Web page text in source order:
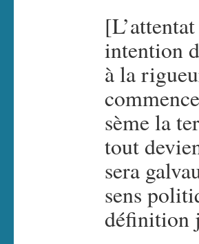
intention
à la
sème la
tout
sera
sens
définition